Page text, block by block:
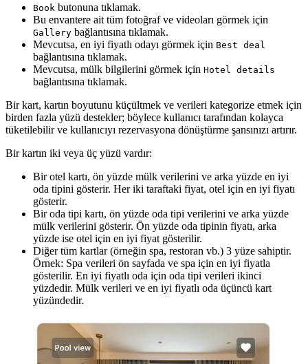
Book butonuna tıklamak.
Bu envantere ait tüm fotoğraf ve videoları görmek için
Gallery bağlantısına tıklamak.
Mevcutsa, en iyi fiyatlı odayı görmek için Best deal
bağlantısına tıklamak.
Mevcutsa, mülk bilgilerini görmek için Hotel details
bağlantısına tıklamak.
Bir kart, kartın boyutunu küçültmek ve verileri kategorize etmek için
birden fazla yüzü destekler; böylece kullanıcı tarafından kolayca
tüketilebilir ve kullanıcıyı rezervasyona dönüştürme şansınızı artırır.
Bir kartın iki veya üç yüzü vardır:
Bir otel kartı, ön yüzde mülk verilerini ve arka yüzde en iyi
oda tipini gösterir. Her iki taraftaki fiyat, otel için en iyi fiyatı
gösterir.
Bir oda tipi kartı, ön yüzde oda tipi verilerini ve arka yüzde
mülk verilerini gösterir. Ön yüzde oda tipinin fiyatı, arka
yüzde ise otel için en iyi fiyat gösterilir.
Diğer tüm kartlar (örneğin spa, restoran vb.) 3 yüze sahiptir.
Örnek: Spa verileri ön sayfada ve spa için en iyi fiyatla
gösterilir. En iyi fiyatlı oda için oda tipi verileri ikinci
yüzdedir. Mülk verileri ve en iyi fiyatlı oda üçüncü kart
yüzündedir.